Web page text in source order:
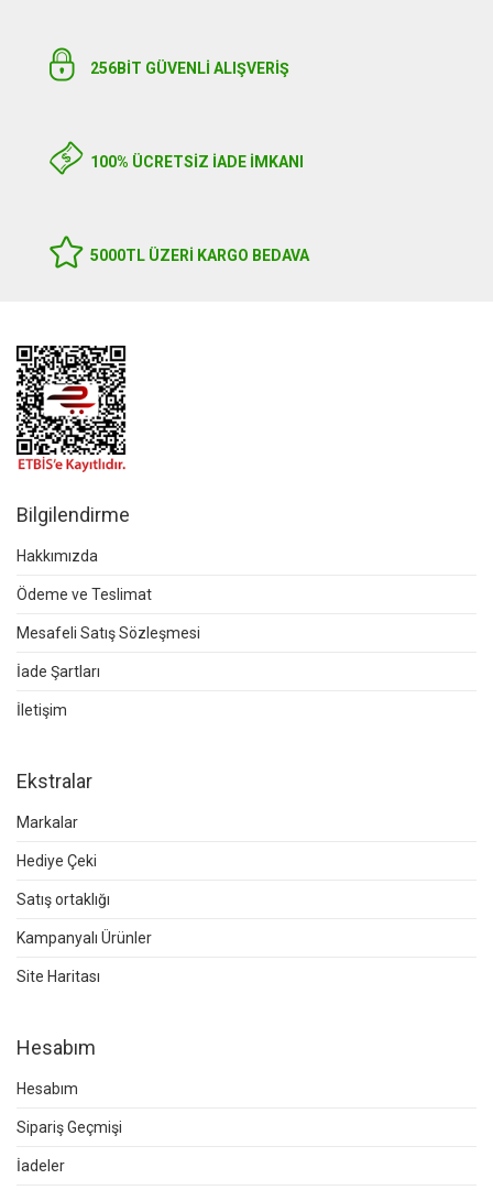
256BIT GÜVENLİ ALIŞVERİŞ
100% ÜCRETSİZ İADE İMKANI
5000TL ÜZERI KARGO BEDAVA
Bilgilendirme
Hakkımızda
Ödeme ve Teslimat
Mesafeli Satış Sözleşmesi
İade Şartları
İletişim
Ekstralar
Markalar
Hediye Çeki
Satış ortaklığı
Kampanyalı Ürünler
Site Haritası
Hesabım
Hesabım
Sipariş Geçmişi
İadeler